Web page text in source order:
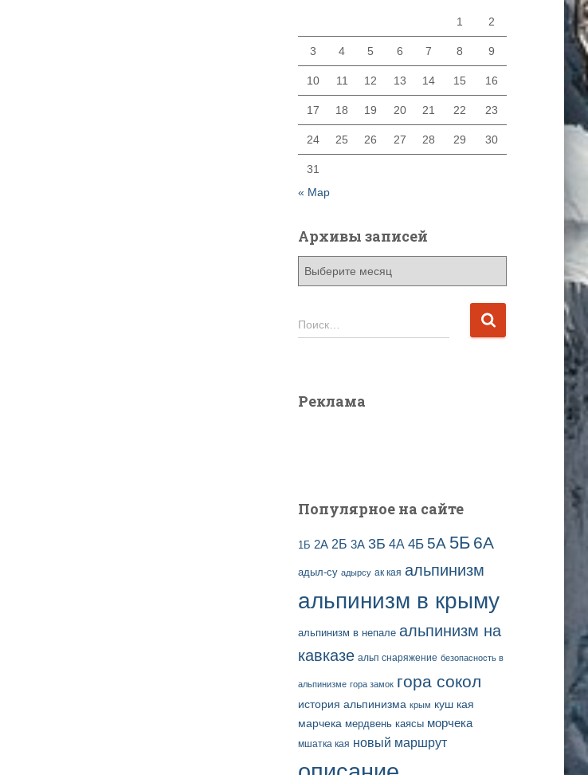
1 2
3 4 5 6 7 8 9
10 11 12 13 14 15 16
17 18 19 20 21 22 23
24 25 26 27 28 29 30
31
« Мар
Архивы записей
в
п
Н
а
:
Поиск…
Реклама
Популярное на сайте
1Б 2А 2Б 3А 3Б 4А 4Б 5А 5Б 6А
адыл-су адырсу ак кая альпинизм
альпинизм в крыму
альпинизм в непале альпинизм на
кавказе альп снаряжение безопасность в
альпинизме гора замок гора сокол
история альпинизма крым куш кая
марчека мердвень каясы морчека
мшатка кая новый маршрут